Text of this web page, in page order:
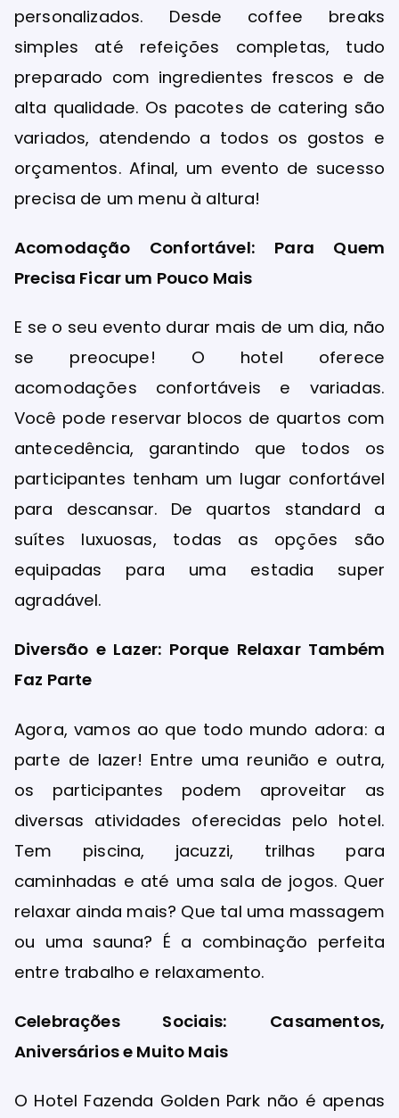
personalizados. Desde coffee breaks
simples até refeições completas, tudo
preparado com ingredientes frescos e de
alta qualidade. Os pacotes de catering são
variados, atendendo a todos os gostos e
orçamentos. Afinal, um evento de sucesso
precisa de um menu à altura!
Acomodação Confortável: Para Quem
Precisa Ficar um Pouco Mais
E se o seu evento durar mais de um dia, não
se preocupe! O hotel oferece
acomodações confortáveis e variadas.
Você pode reservar blocos de quartos com
antecedência, garantindo que todos os
participantes tenham um lugar confortável
para descansar. De quartos standard a
suítes luxuosas, todas as opções são
equipadas para uma estadia super
agradável.
Diversão e Lazer: Porque Relaxar Também
Faz Parte
Agora, vamos ao que todo mundo adora: a
parte de lazer! Entre uma reunião e outra,
os participantes podem aproveitar as
diversas atividades oferecidas pelo hotel.
Tem piscina, jacuzzi, trilhas para
caminhadas e até uma sala de jogos. Quer
relaxar ainda mais? Que tal uma massagem
ou uma sauna? É a combinação perfeita
entre trabalho e relaxamento.
Celebrações Sociais: Casamentos,
Aniversários e Muito Mais
O Hotel Fazenda Golden Park não é apenas